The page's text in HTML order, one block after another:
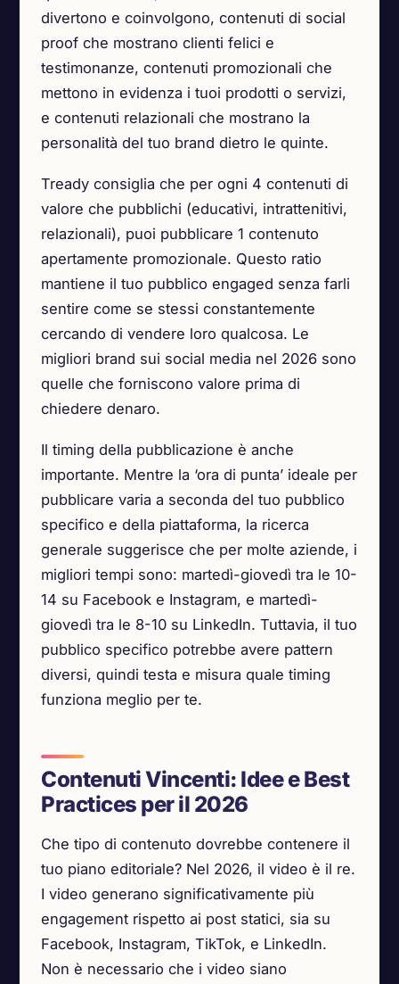
divertono e coinvolgono, contenuti di social
proof che mostrano clienti felici e
testimonanze, contenuti promozionali che
mettono in evidenza i tuoi prodotti o servizi,
e contenuti relazionali che mostrano la
personalità del tuo brand dietro le quinte.
Tready consiglia che per ogni 4 contenuti di
valore che pubblichi (educativi, intrattenitivi,
relazionali), puoi pubblicare 1 contenuto
apertamente promozionale. Questo ratio
mantiene il tuo pubblico engaged senza farli
sentire come se stessi constantemente
cercando di vendere loro qualcosa. Le
migliori brand sui social media nel 2026 sono
quelle che forniscono valore prima di
chiedere denaro.
Il timing della pubblicazione è anche
importante. Mentre la ‘ora di punta’ ideale per
pubblicare varia a seconda del tuo pubblico
specifico e della piattaforma, la ricerca
generale suggerisce che per molte aziende, i
migliori tempi sono: martedì-giovedì tra le 10-
14 su Facebook e Instagram, e martedì-
giovedì tra le 8-10 su LinkedIn. Tuttavia, il tuo
pubblico specifico potrebbe avere pattern
diversi, quindi testa e misura quale timing
funziona meglio per te.
Contenuti Vincenti: Idee e Best
Practices per il 2026
Che tipo di contenuto dovrebbe contenere il
tuo piano editoriale? Nel 2026, il video è il re.
I video generano significativamente più
engagement rispetto ai post statici, sia su
Facebook, Instagram, TikTok, e LinkedIn.
Non è necessario che i video siano